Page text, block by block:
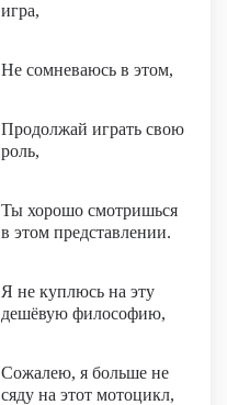
игра,
Не сомневаюсь в этом,
Продолжай играть свою
роль,
Ты хорошо смотришься
в этом представлении.
Я не куплюсь на эту
дешёвую философию,
Сожалею, я больше не
сяду на этот мотоцикл,